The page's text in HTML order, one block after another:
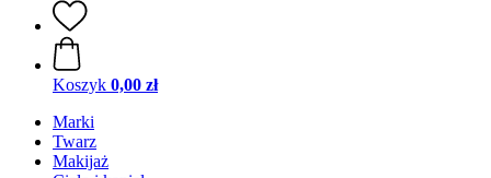
Koszyk 0,00 zł
Marki
Twarz
Makijaż